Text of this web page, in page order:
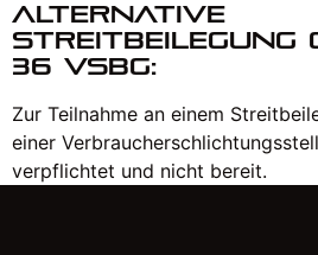
Alternative
Streitbeilegung
36 VSBG:
Zur Teilnahme an einem
einer
verpflichtet und nicht bereit.